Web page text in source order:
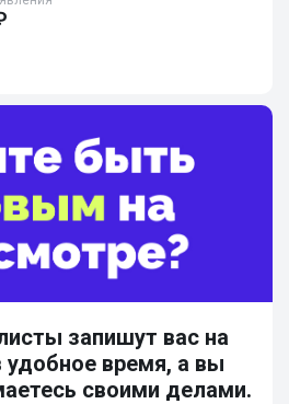
запишут вас на
время, а вы
своими делами.